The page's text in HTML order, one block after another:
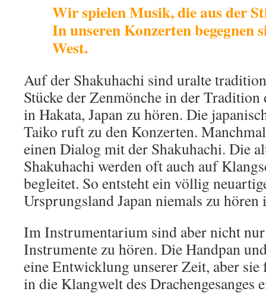
Wir spielen Musik, die aus der
In unseren Konzerten begegnen
West.
Auf der Shakuhachi sind uralte
Stücke der Zenmönche in der Tradition
in Hakata, Japan zu hören. Die
Taiko ruft zu den Konzerten.
einen Dialog mit der Shakuhachi. Die
Shakuhachi werden oft auch auf
begleitet. So entsteht ein völlig
Ursprungsland Japan niemals zu hören
Im Instrumentarium sind aber nicht
Instrumente zu hören. Die Handpan
eine Entwicklung unserer Zeit, aber
in die Klangwelt des Drachengesanges